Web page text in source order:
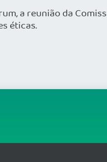
a reunião da
éticas.